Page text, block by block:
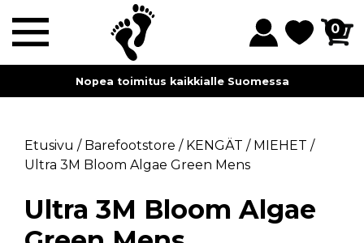
0
Nopea toimitus kaikkialle Suomessa
Etusivu / Barefootstore / KENGÄT / MIEHET /
Ultra 3M Bloom Algae Green Mens
Ultra 3M Bloom Algae